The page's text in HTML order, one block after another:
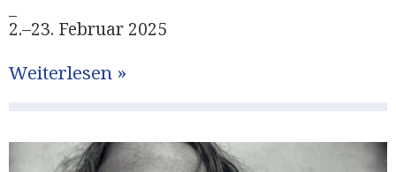
2.–23. Februar 2025
Weiterlesen »